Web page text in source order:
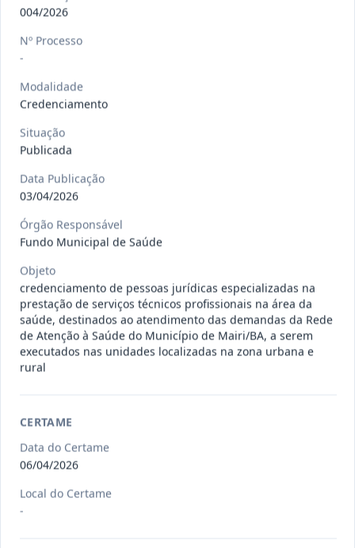
Pregão
013/2026
Pregão
Eletrônico
Situação: Publicada
Credenciamento
jurídica para prestação de
serviços ...
Situação: Publicada Data:15/07/2026 Ver detalhes
Credenciamento
Situação:
004/2026
Nº Processo
-
Modalidade
Credenciamento
Situação
Publicada
Data Publicação
03/04/2026
Órgão Responsável
Fundo Municipal de Saúde
Objeto
credenciamento de pessoas jurídicas especializadas na
prestação de serviços técnicos profissionais na área da
saúde, destinados ao atendimento das demandas da Rede
de Atenção à Saúde do Município de Mairi/BA, a serem
executados nas unidades localizadas na zona urbana e
rural
CERTAME
Data do Certame
06/04/2026
Local do Certame
-